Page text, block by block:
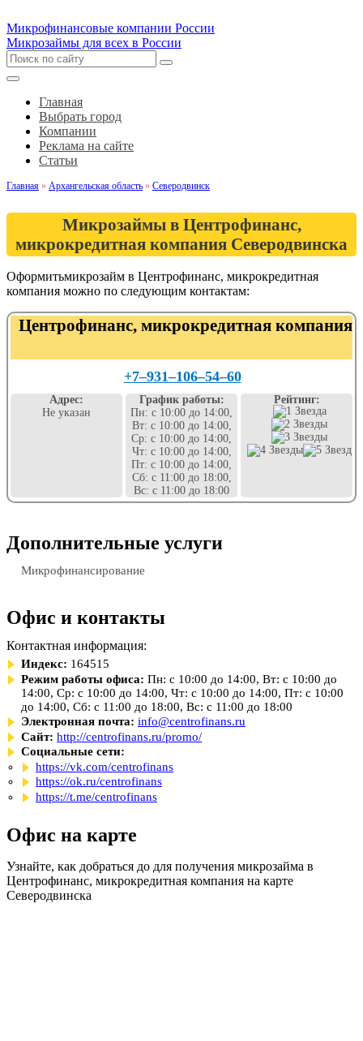
Микрофинансовые компании России
Микрозаймы для всех в России
Главная
Выбрать город
Компании
Реклама на сайте
Статьи
Главная » Архангельская область » Северодвинск
Микрозаймы в Центрофинанс,
микрокредитная компания Северодвинска
Оформитьмикрозайм в Центрофинанс, микрокредитная
компания можно по следующим контактам:
Центрофинанс, микрокредитная компания
+7‒931‒106‒54‒60
Адрес:
Не указан
График работы:
Пн: с 10:00 до 14:00,
Вт: с 10:00 до 14:00,
Ср: с 10:00 до 14:00,
Чт: с 10:00 до 14:00,
Пт: с 10:00 до 14:00,
Сб: с 11:00 до 18:00,
Вс: с 11:00 до 18:00
Рейтинг:
Дополнительные услуги
Микрофинансирование
Офис и контакты
Контактная информация:
Индекс: 164515
Режим работы офиса: Пн: с 10:00 до 14:00, Вт: с 10:00 до
14:00, Ср: с 10:00 до 14:00, Чт: с 10:00 до 14:00, Пт: с 10:00
до 14:00, Сб: с 11:00 до 18:00, Вс: с 11:00 до 18:00
Электронная почта: info@centrofinans.ru
Сайт: http://centrofinans.ru/promo/
Социальные сети:
https://vk.com/centrofinans
https://ok.ru/centrofinans
https://t.me/centrofinans
Офис на карте
Узнайте, как добраться до для получения микрозайма в
Центрофинанс, микрокредитная компания на карте
Северодвинска